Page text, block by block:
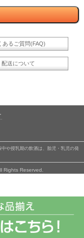
あるご質問(FAQ)
配送について
や授乳期の飲酒は、胎児・乳児の発
Rights Reserved.